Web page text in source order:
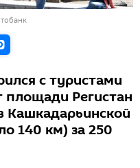
с туристами
площади Регистан
Кашкадарьинской
140 км) за 250